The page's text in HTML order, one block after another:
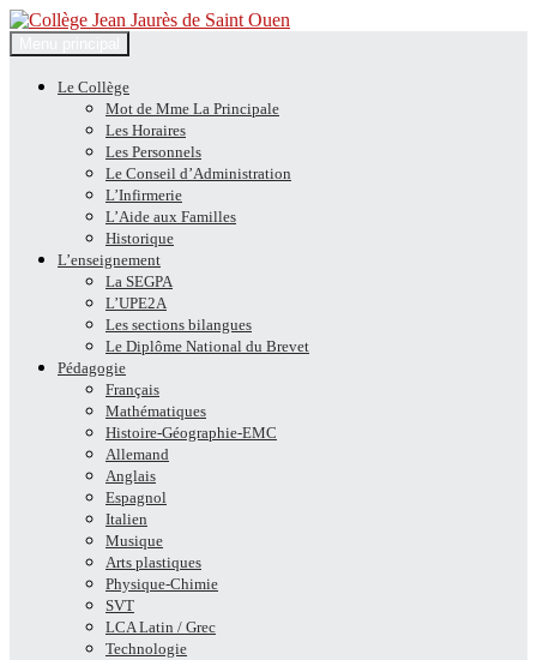
Collège Jean Jaurès de Saint
Ouen
Recherche
au
contenu
Le Collège
Mot de Mme La Principale
Les Horaires
Les Personnels
Le Conseil d’Administration
L’Infirmerie
L’Aide aux Familles
Historique
L’enseignement
La SEGPA
L’UPE2A
Les sections bilangues
Le Diplôme National du Brevet
Pédagogie
Français
Mathématiques
Histoire-Géographie-EMC
Allemand
Anglais
Espagnol
Italien
Musique
Arts plastiques
Physique-Chimie
SVT
LCA Latin / Grec
Technologie